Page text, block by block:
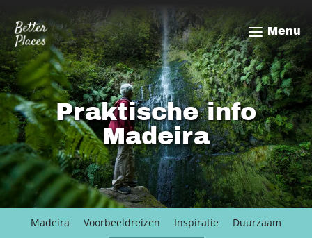
naar
de
inhoud
gaan
Praktische info
Madeira
Menu
Madeira Voorbeeldreizen Inspiratie Duurzaam